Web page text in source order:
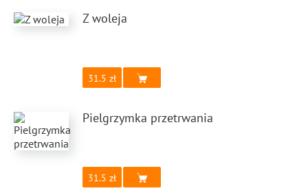
Z woleja
31.5
Pielgrzymka przetrwania
31.5